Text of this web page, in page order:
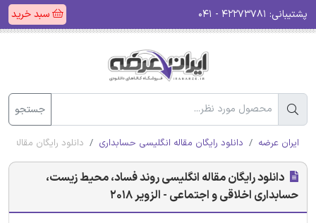
پشتیبانی: سبد خرید
جستجو
ایران عرضه دانلود رایگان مقاله انگلیسی حسابداری دانلود رایگان مقاله
دانلود رایگان مقاله انگلیسی روند فساد، محیط زیست،
حسابداری اخلاقی و اجتماعی - الزویر 2018